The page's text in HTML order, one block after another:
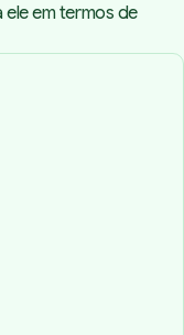
ele em termos de